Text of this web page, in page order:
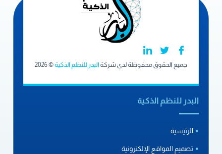
جميع الحقوق محفوظة لدي شركة البدر للنظم الذكية© 2026
البدر للنظم الذكية
الرئيسية
تصميم المواقع الإلكترونية